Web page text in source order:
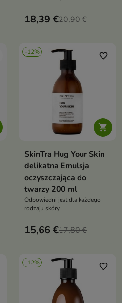
uczucie ukojenia i wygody
18,39 €20,90 €
-12%

favorite_border
SkinTra Hug Your Skin
delikatna Emulsja
oczyszczająca do
twarzy 200 ml
Odpowiedni jest dla każdego
rodzaju skóry
15,66 €17,80 €
-12% favorite_border